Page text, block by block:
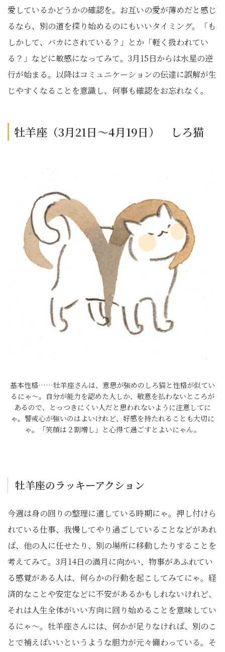
愛しているかどうかの確認を。お互いの愛が薄めだと感じ
るなら、別の道を探り始めるのにもいいタイミング。「も
しかして、バカにされている？」とか「軽く扱われてい
る？」などに敏感になってみて。3月15日からは水星の逆
行が始まる。以降はコミュニケーションの伝達に誤解が生
じやすくなることを意識し、何事も確認をお忘れなく。
牡羊座（3月21日～4月19日） しろ猫
基本性格……牡羊座さんは、意思が強めのしろ猫と性格が似てい
るにゃ～。自分が能力を認めた人しか、敬意を払わないところが
あるので、とっつきにくい人だと思われないように注意してに
ゃ。警戒心が強いのはよいけれど、好感を持たれることも大切に
ゃ。「笑顔は２割増し」と心得て過ごすとよいにゃん。
牡羊座のラッキーアクション
今週は身の回りの整理に適している時期にゃ。押し付けら
れている仕事、我慢してやり過ごしていることなどがあれ
ば、他の人に任せたり、別の場所に移動したりすることを
考えてみて。3月14日の満月に向かい、物事があふれてい
る感覚がある人は、何らかの行動を起こしてみてにゃ。経
済的なことや安定などに不安があるかもしれないけれど、
それは人生全体がいい方向に回り始めることを意味してい
るにゃ〜。牡羊座さんには、何かが足りなければ、別のこ
とで補えばいいというような胆力が元々備わっている。そ